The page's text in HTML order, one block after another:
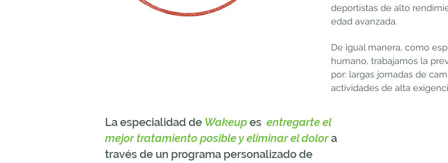
deportistas de alto
edad avanzada.
De igual manera, como
humano, trabajamos la
por: largas jornadas de
actividades de alta
La especialidad de Wakeupes entregarte el
mejor tratamiento posible y eliminar el dolora
través de un programa personalizado de